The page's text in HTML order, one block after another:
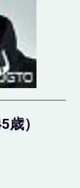
歳）